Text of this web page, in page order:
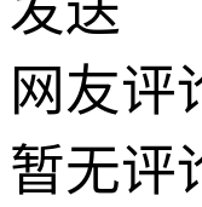
网友评
暂无评